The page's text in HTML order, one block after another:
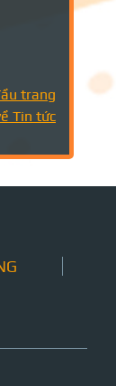
trang
Tin tức